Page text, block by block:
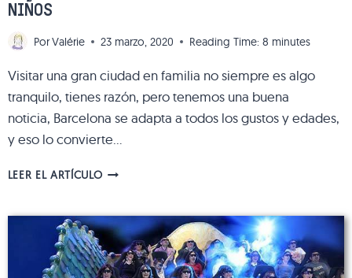
NIÑOS
Por Valérie 23 marzo, 2020 Reading Time: 8 minutes
Visitar una gran ciudad en familia no siempre es algo
tranquilo, tienes razón, pero tenemos una buena
noticia, Barcelona se adapta a todos los gustos y edades,
y eso lo convierte…
LEER EL ARTÍCULOPRIMER
SEMANA
EN
BARCELONA
CON